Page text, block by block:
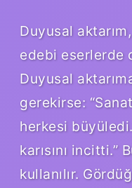
Duyusal
edebi eserlerde
Duyusal
gerekirse:
herkesi
karısını incitti.”
kullanılır.